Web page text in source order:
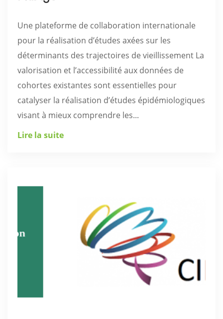
Une plateforme de collaboration internationale
pour la réalisation d’études axées sur les
déterminants des trajectoires de vieillissement La
valorisation et l’accessibilité aux données de
cohortes existantes sont essentielles pour
catalyser la réalisation d’études épidémiologiques
visant à mieux comprendre les...
Lire la suite